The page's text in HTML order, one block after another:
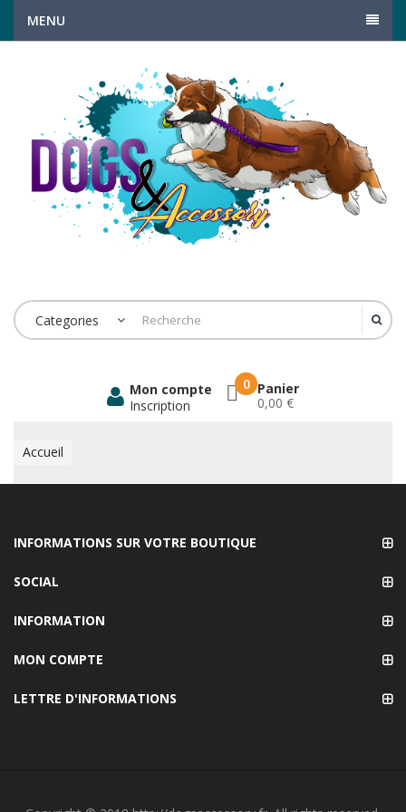
MENU
Categories
0 Panier
0,00 €
Mon compte
Inscription
Accueil
INFORMATIONS SUR VOTRE BOUTIQUE
SOCIAL
INFORMATION
MON COMPTE
LETTRE D'INFORMATIONS